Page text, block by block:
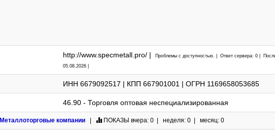
http://www.specmetall.pro/ |
Проблемы с доступностью. | Ответ сервера: 0 |
05.08.2026 |
ИНН 6679092517 | КПП 667901001 | ОГРН 1169658053685
46.90 - Торговля оптовая неспециализированная
Металлоторговые компании ПОКАЗЫ вчера: 0 | неделя: 0 | месяц: 0